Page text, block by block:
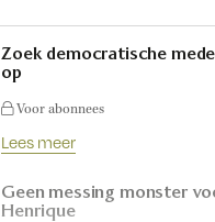
Zoek democratische
op
Voor abonnees
Lees meer
Geen messing monster
Henrique